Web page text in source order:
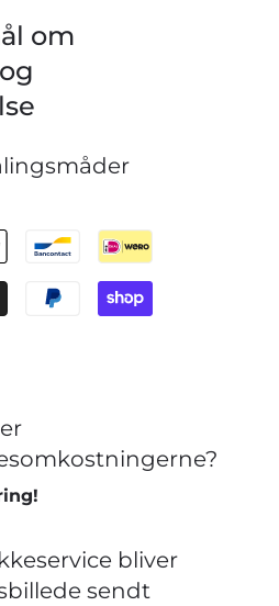
om
bliver
sendt